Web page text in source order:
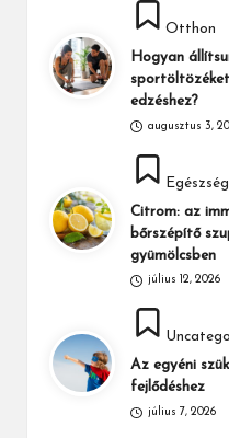
Otthon
Hogyan
edzéshez?
augusztus 3,
Posted
in
Egészség
Citrom: az
bőrszépítő
gyümölcsben
július 12, 2026
Az egyéni
fejlődéshez
július 7, 2026